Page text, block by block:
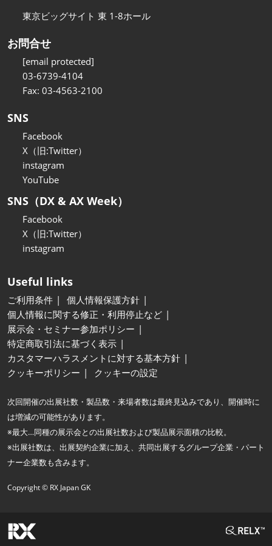
東京ビッグサイト 東 1-8ホール
お問合せ
[email protected]
03-6739-4104
Fax: 03-4563-2100
SNS
Facebook
X（旧:Twitter）
instagram
YouTube
SNS（DX & AX Week）
Facebook
X（旧:Twitter）
instagram
Useful links
ご利用条件
個人情報保護方針
個人情報に関する修正・利用停止など
展示会・セミナー参加ポリシー
特定商取引法に基づく表示
カスタマーハラスメントに対する基本方針
クッキーポリシー
クッキーの設定
次回開催の出展社数・製品数・来場者数は最終見込みであり、開催時に
は増減の可能性があります。
※最大…同種の展示会との出展社数および製品展示面積の比較。
※出展社数は、出展契約企業に加え、共同出展するグループ企業・パート
ナー企業数も含みます。
Copyright © RX Japan GK